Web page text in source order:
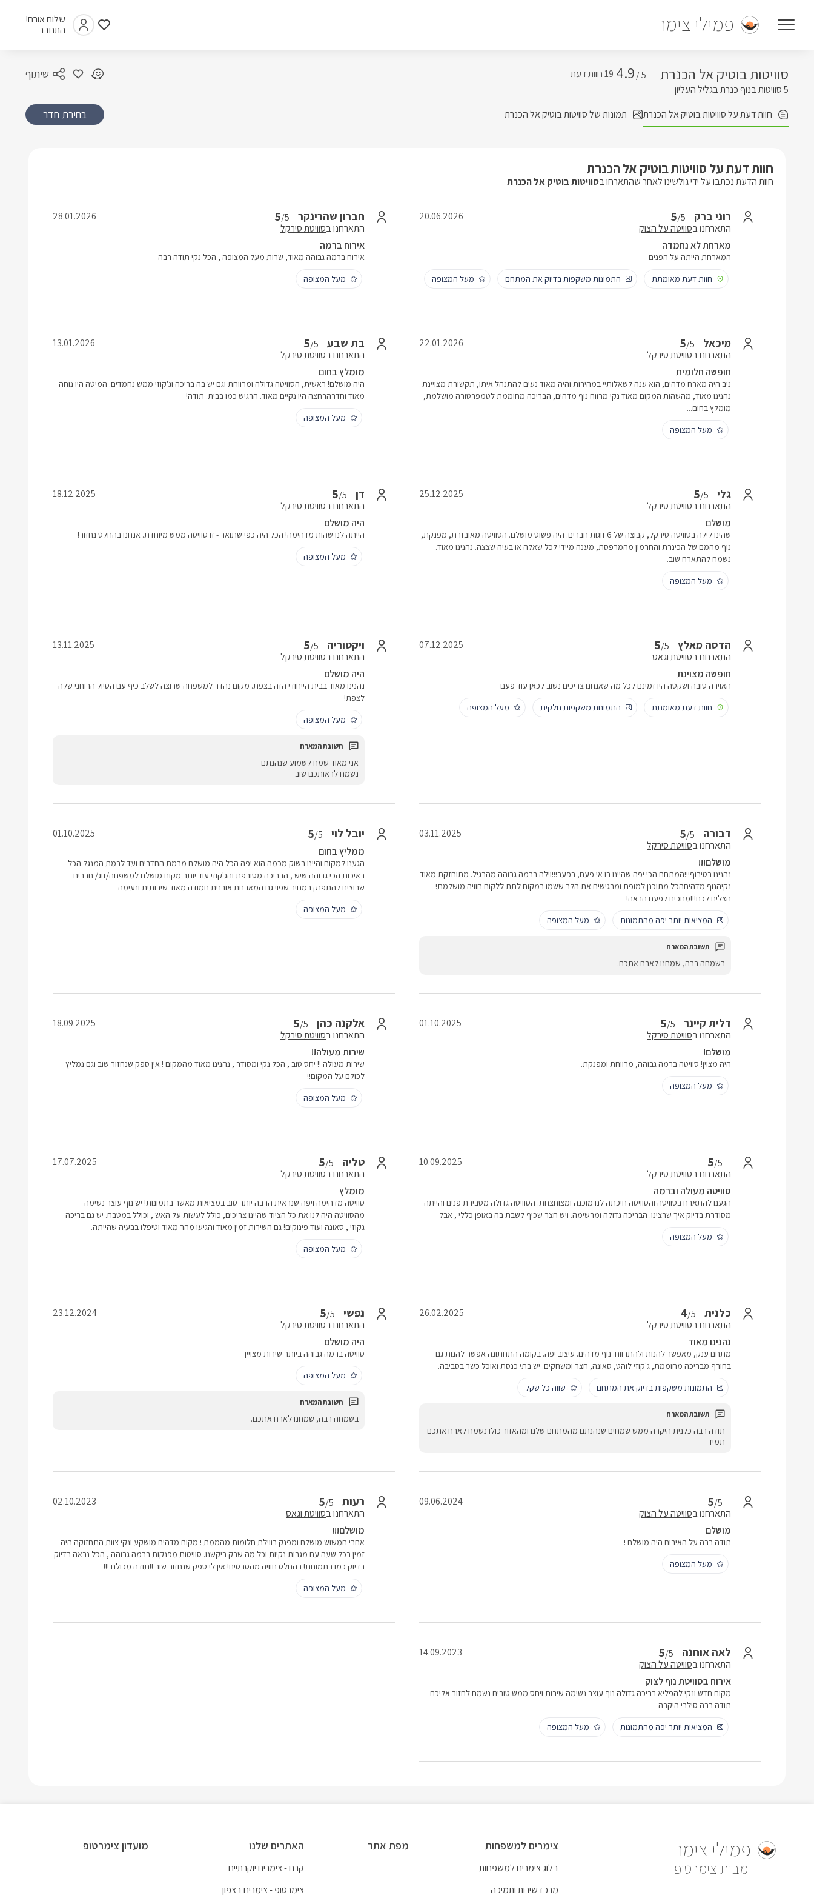
פמילי צימר
שלום אורח!
התחבר
סוויטות בוטיק אל הכנרת 5 /
4.9
5 סוויטות בנוף כנרת בגליל העליון
חוות דעת על סוויטות בוטיק אל הכנרת
תמונות של סוויטות בוטיק אל הכנרת
שיתוף
בחירת חדר
חוות דעת על סוויטות בוטיק אל הכנרת
חוות הדעת נכתבו על ידי גולשינו לאחר שהתארחו בסוויטות בוטיק אל הכנרת
רוני ברק 5/5
התארחנו בסוויטה על הצוק
20.06.2026
מארחת לא נחמדה
המארחת הייתה על הפנים
חוות דעת מאומתת
התמונות משקפות בדיוק את המתחם מעל המצופה
חברון שהרינקר 5/5
התארחנו בסוויטת סירקל
28.01.2026
אירוח ברמה
אירוח ברמה גבוהה מאוד, שרות מעל המצופה , הכל נקי תודה רבה
מעל המצופה
מיכאל 5/5
התארחנו בסוויטת סירקל
22.01.2026
חופשה חלומית
ניב היה מארח מדהים, הוא ענה לשאלותיי במהירות והיה מאוד נעים להתנהל איתו, תקשורת מצויינת
נהנינו מאוד, מהשהות המקום מאוד נקי מרווח נוף מדהים, הבריכה מחוממת לטמפרטורה מושלמת,
מומלץ בחום...
מעל המצופה
בת שבע 5/5
התארחנו בסוויטת סירקל
13.01.2026
מומלץ בחום
היה מושלם! ראשית, הסוויטה גדולה ומרווחת וגם יש בה בריכה וג'קוזי ממש נחמדים. המיטה היו נוחה
מאוד וחדרהרחצה היו נקיים מאוד. הרגיש כמו בבית. תודה!
מעל המצופה
גלי 5/5
התארחנו בסוויטת סירקל
25.12.2025
מושלם
שהינו לילה בסוויטה סירקל, קבוצה של 6 זוגות חברים. היה פשוט מושלם. הסוויטה מאובזרת, מפנקת,
נוף מהמם של הכינרת והחרמון מהמרפסת, מענה מיידי לכל שאלה או בעיה שצצה. נהנינו מאוד.
נשמח להתארח שוב.
מעל המצופה
דן 5/5
התארחנו בסוויטת סירקל
18.12.2025
היה מושלם
הייתה לנו שהות מדהימה! הכל היה כפי שתואר - זו סוויטה ממש מיוחדת. אנחנו בהחלט נחזור!
מעל המצופה
הדסה מאלץ 5/5
התארחנו בסוויטת וגאס
07.12.2025
חופשה מצוינת
האוירה טובה ושקטה היו זמינם לכל מה שאנחנו צריכים נשוב לכאן עוד פעם
חוות דעת מאומתת
התמונות משקפות חלקית מעל המצופה
ויקטוריה 5/5
התארחנו בסוויטת סירקל
13.11.2025
היה מושלם
נהנינו מאוד בבית הייחודי הזה בצפת. מקום נהדר למשפחה שרוצה לשלב כיף עם הטיול הרוחני שלה
לצפת!
מעל המצופה
‏אני מאוד שמח לשמוע שנהנתם
נשמח לראותכם שוב
דבורה 5/5
התארחנו בסוויטת סירקל
03.11.2025
מושלם!!!
נהנינו בטירוף!!!המתחם הכי יפה שהיינו בו אי פעם, בפער!!!וילה ברמה גבוהה מהרגיל. מתוחזקת מאוד
נקיהנוף מדהיםהכל מתוכנן למופת ומרגישים את הלב ששמו במקום לתת ללקוח חוויה מושלמת!
הצליח לכם!!!מחכים לפעם הבאה!
המציאות יותר יפה מהתמונות
מעל המצופה
בשמחה רבה, שמחנו לארח אתכם.
יובל לוי 5/5
01.10.2025
ממליץ בחום
הגענו למקום והיינו בשוק מכמה הוא יפה הכל היה מושלם מרמת החדרים ועד לרמת המנגל הכל
באיכות הכי גבוהה שיש , הבריכה מטורפת והג'קוזי עוד יותר מקום מושלם למשפחה/זוג/ חברים
שרוצים להתפנק במחיר שפוי גם המארחת אורנית חמודה מאוד שירותית ונעימה
מעל המצופה
דלית קיינר 5/5
התארחנו בסוויטת סירקל
01.10.2025
מושלם!
היה מצוין! סוויטה ברמה גבוהה, מרווחת ומפנקת.
מעל המצופה
אלקנה כהן 5/5
התארחנו בסוויטת סירקל
18.09.2025
שירות מעולה!!
שירות מעולה !! יחס טוב , הכל נקי ומסודר , נהנינו מאוד מהמקום ! אין ספק שנחזור שוב וגם נמליץ
לכולם על המקום!!
מעל המצופה
5/5
התארחנו בסוויטת סירקל
10.09.2025
סוויטה מעולה וברמה
הגענו להתארח בסוויטה והסוויטה חיכתה לנו מוכנה ומצוחצחת. הסוויטה גדולה מסבירת פנים והייתה
מסודרת בדיוק איך שרצינו. הבריכה גדולה ומרשימה. ויש חצר שכיף לשבת בה באופן כללי , אבל
מעל המצופה
טליה 5/5
התארחנו בסוויטת סירקל
17.07.2025
מומלץ
סוויטה מדהימה ויפה שנראית הרבה יותר טוב במציאות מאשר בתמונות! יש נוף עוצר נשימה
מהסוויטה היה לנו את כל הציוד שהיינו צריכים, כולל לעשות על האש , וכולל במטבח. יש גם בריכה
גקוזי , סאונה ועוד פינוקים! גם השירות זמין מאוד והגיעו מהר מאוד וטיפלו בבעיה שהייתה.
מעל המצופה
כלנית 4/5
התארחנו בסוויטת סירקל
26.02.2025
נהנינו מאוד
מתחם ענק, מאפשר להנות ולהתרווח. נוף מדהים. עיצוב יפה. בקומה התחתונה אפשר להנות גם
בחורף מבריכה מחוממת, ג'קוזי לוהט, סאונה, חצר ומשחקים. יש בתי כנסת ואוכל כשר בסביבה.
התמונות משקפות בדיוק את המתחם
שווה כל שקל
תודה רבה כלנית היקרה ממש שמחים שנהנתם מהמתחם שלנו ומהאזור כולו נשמח לארח אתכם
תמיד
נפשי 5/5
התארחנו בסוויטת סירקל
23.12.2024
היה מושלם
סוויטה ברמה גבוהה ביותר שירות מצויין
מעל המצופה
בשמחה רבה, שמחנו לארח אתכם.
5/5
התארחנו בסוויטה על הצוק
09.06.2024
מושלם
תודה רבה על האירוח היה מושלם !
מעל המצופה
רעות 5/5
התארחנו בסוויטת וגאס
02.10.2023
מושלם!!!
אחרי חמשוש מושלם ומפנק בווילת חלומות מהממת ! מקום מדהים מושקע ונקי צוות התחזוקה היה
זמין בכל שעה עם מגבות נקיות וכל מה שרק ביקשנו. סוויטות מפנקות ברמה גבוהה , הכל נראה בדיוק
בדיוק כמו בתמונות! בהחלט חוויה מהסרטים! אין לי ספק שנחזור שוב !!תודה מכולנו !!!
מעל המצופה
לאה אוחנה 5/5
התארחנו בסוויטה על הצוק
14.09.2023
אירוח בסוויטת נוף לצוק
מקום חדש ונקי להפליא בריכה גדולה נוף עוצר נשימה שירות ויחס ממש טובים נשמח לחזור אליכם
תודה רבה סילבי היקרה
המציאות יותר יפה מהתמונות
מעל המצופה
פמילי צימר
צימרטופ
צימרים למשפחות
בלוג צימרים למשפחות
מרכז שירות ותמיכה
מפת אתר האתרים שלנו
קרם - צימרים יוקרתיים
צימרטופ - צימרים בצפון
מועדון צימרטופ